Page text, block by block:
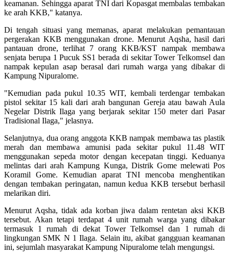
keamanan. Sehingga aparat TNI dari Kopasgat membalas tembakan
ke arah KKB," katanya.
Di tengah situasi yang memanas, aparat melakukan pemantauan
pergerakan KKB menggunakan drone. Menurut Aqsha, hasil dari
pantauan drone, terlihat 7 orang KKB/KST nampak membawa
senjata berupa 1 Pucuk SS1 berada di sekitar Tower Telkomsel dan
nampak kepulan asap berasal dari rumah warga yang dibakar di
Kampung Nipuralome.
"Kemudian pada pukul 10.35 WIT, kembali terdengar tembakan
pistol sekitar 15 kali dari arah bangunan Gereja atau bawah Aula
Negelar Distrik Ilaga yang berjarak sekitar 150 meter dari Pasar
Tradisional Ilaga," jelasnya.
Selanjutnya, dua orang anggota KKB nampak membawa tas plastik
merah dan membawa amunisi pada sekitar pukul 11.48 WIT
menggunakan sepeda motor dengan kecepatan tinggi. Keduanya
melintas dari arah Kampung Kunga, Distrik Gome melewati Pos
Koramil Gome. Kemudian aparat TNI mencoba menghentikan
dengan tembakan peringatan, namun kedua KKB tersebut berhasil
melarikan diri.
Menurut Aqsha, tidak ada korban jiwa dalam rentetan aksi KKB
tersebut. Akan tetapi terdapat 4 unit rumah warga yang dibakar
termasuk 1 rumah di dekat Tower Telkomsel dan 1 rumah di
lingkungan SMK N 1 Ilaga. Selain itu, akibat gangguan keamanan
ini, sejumlah masyarakat Kampung Nipuralome telah mengungsi.